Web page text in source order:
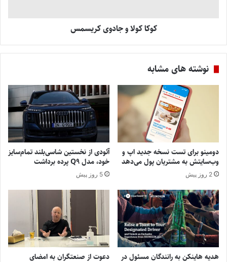
کوکا کولا و جادوی کریسمس
نوشته های مشابه
دومینو برای تست نسخه جدید اپ و
وب‌سایتش به مشتریان پول می‌دهد
2 روز پیش
آئودی از نخستین شاسی‌بلند تمام‌سایز
خود، مدل Q9 پرده برداشت
5 روز پیش
هدیه هاینکن به رانندگان مسئول در
دعوت از صنعتگران به امضای